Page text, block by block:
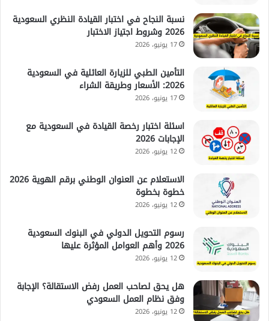
نسبة النجاح في اختبار القيادة النظري السعودية
2026 وشروط اجتياز الاختبار
17 يونيو، 2026
التأمين الطبي للزيارة العائلية في السعودية
2026: الأسعار وطريقة الشراء
17 يونيو، 2026
اسئلة اختبار رخصة القيادة في السعودية مع
الإجابات 2026
12 يونيو، 2026
الاستعلام عن العنوان الوطني برقم الهوية 2026
خطوة بخطوة
12 يونيو، 2026
رسوم التحويل الدولي في البنوك السعودية
2026 وأهم العوامل المؤثرة عليها
12 يونيو، 2026
هل يحق لصاحب العمل رفض الاستقالة؟ الإجابة
وفق نظام العمل السعودي
12 يونيو، 2026